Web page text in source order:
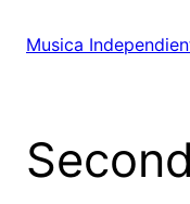
Musica